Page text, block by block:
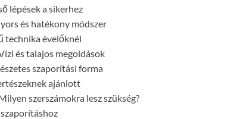
lépések a sikerhez
és hatékony módszer
technika évelőknél
és talajos megoldások
szaporítási forma
ajánlott
szerszámokra lesz szükség?